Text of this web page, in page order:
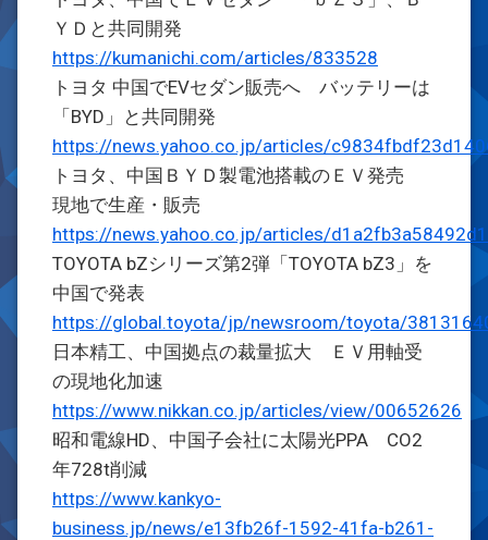
ＹＤと共同開発
https://kumanichi.com/articles/833528
トヨタ 中国でEVセダン販売へ バッテリーは
「BYD」と共同開発
https://news.yahoo.co.jp/articles/
トヨタ、中国ＢＹＤ製電池搭載のＥＶ発売
現地で生産・販売
https://news.yahoo.co.jp/articles/
TOYOTA bZシリーズ第2弾「TOYOTA bZ3」を
中国で発表
https://global.toyota/jp/newsroom/toyota/
日本精工、中国拠点の裁量拡大 ＥＶ用軸受
の現地化加速
https://www.nikkan.co.jp/articles/view/00652626
昭和電線HD、中国子会社に太陽光PPA CO2
年728t削減
https://www.kankyo-
business.jp/news/e13fb26f-1592-41fa-b261-